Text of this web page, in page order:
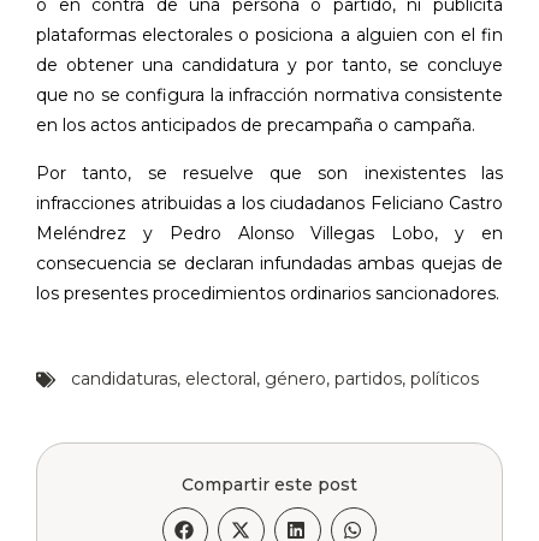
o en contra de una persona o partido, ni publicita
plataformas electorales o posiciona a alguien con el fin
de obtener una candidatura y por tanto, se concluye
que no se configura la infracción normativa consistente
en los actos anticipados de precampaña o campaña.
Por tanto, se resuelve que son inexistentes las
infracciones atribuidas a los ciudadanos Feliciano Castro
Meléndrez y Pedro Alonso Villegas Lobo, y en
consecuencia se declaran infundadas ambas quejas de
los presentes procedimientos ordinarios sancionadores.
candidaturas, electoral, género, partidos, políticos
Compartir este post